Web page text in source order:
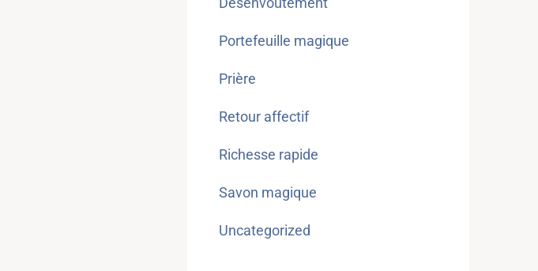
Portefeuille magique
Prière
Retour affectif
Richesse rapide
Savon magique
Uncategorized